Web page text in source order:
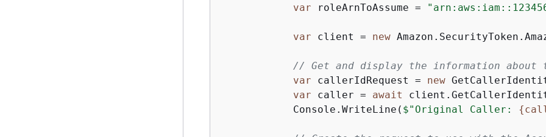
var roleArnToAssume =
var client = new
// Get and display the information
var callerIdRequest = new
var caller = await
            Console.WriteLine(
$"Original Caller: {